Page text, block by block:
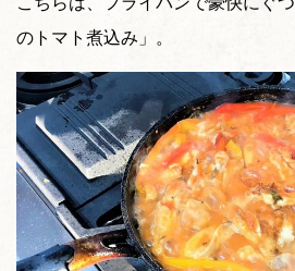
のトマト煮込み」。